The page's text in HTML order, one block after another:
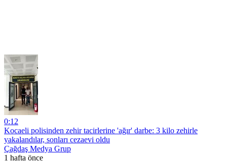
0:12
Kocaeli polisinden zehir tacirlerine 'ağır' darbe: 3 kilo zehirle
yakalandılar, sonları cezaevi oldu
Çağdaş Medya Grup
1 hafta önce